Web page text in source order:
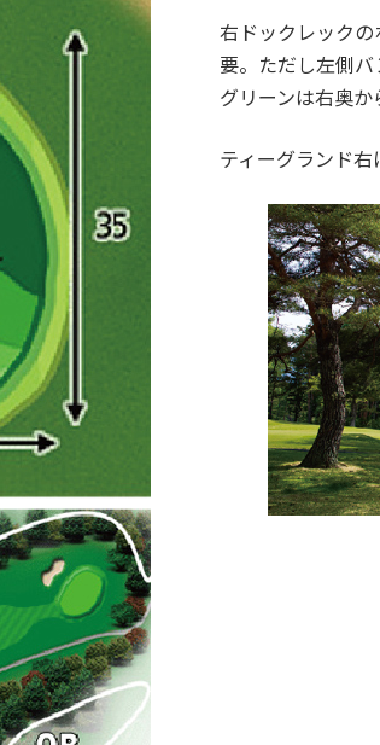
右ドックレック
要。ただし左側バ
グリーンは右奥か
ティーグランド